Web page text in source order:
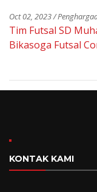
Oct 02, 2023 /
Tim Futsal SD
Bikasoga Futsal
KONTAK KAMI